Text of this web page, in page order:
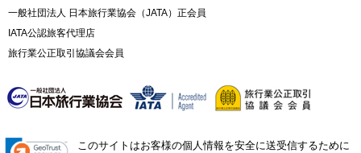
一般社団法人 日本旅行業協会（JATA）正会員
IATA公認旅客代理店
旅行業公正取引協議会会員
このサイトはお客様の個人情報を安全に送受信するために